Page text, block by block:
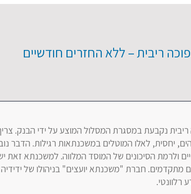
ריבית – ללא החזרים חודשיים
נקבעת במסגרת המסלול המוצע על ידי הבנק. צריך
יחסית, לאלו המוטלים במשכנתאות רגילות. הדבר
ולרמת הסיכונים של המוסד המלווה. למשכנתא זאת יש
מתקדמים. חברת "משכנתא יועצים" בניהולו של
רלוונטי.